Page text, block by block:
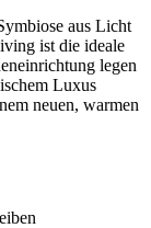
aus Licht
ist die ideale
legen
Luxus
neuen, warmen